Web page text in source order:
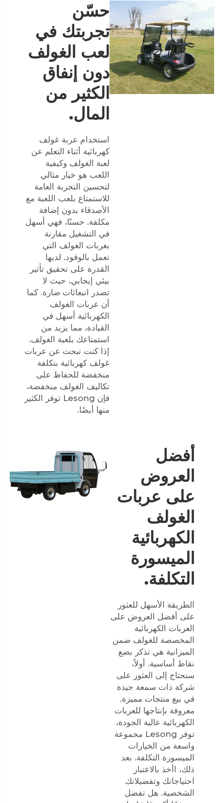
حسّن
تجربتك في
لعب الغولف
دون إنفاق
الكثير من
المال.
استخدام عربة غولف
كهربائية أثناء التعلم عن
لعبة الغولف وكيفية
اللعب هو خيار مثالي
لتحسين التجربة العامة
للاستمتاع بلعب اللعبة مع
الأصدقاء بدون إضافة
مكلفة. حسنًا، فهي أسهل
في التشغيل مقارنة
بعربات الغولف التي
تعمل بالوقود. لديها
القدرة على تحقيق تأثير
بيئي إيجابي، حيث لا
تصدر انبعاثات ضارة. كما
أن عربات الغولف
الكهربائية أسهل في
القيادة، مما يزيد من
استمتاعك بلعبة الغولف.
إذا كنت تبحث عن عربات
غولف كهربائية بتكلفة
منخفضة للحفاظ على
تكاليف الغولف منخفضة،
فإن Lesong توفر الكثير
منها أيضًا.
أفضل
العروض
على عربات
الغولف
الكهربائية
الميسورة
التكلفة.
الطريقة الأسهل للعثور
على أفضل العروض على
العربات الكهربائية
المخصصة للغولف ضمن
الميزانية هي تذكر بضع
نقاط أساسية. أولاً،
ستحتاج إلى العثور على
شركة ذات سمعة جيدة
في بيع منتجات مميزة.
معروفة بإنتاجها للعربات
الكهربائية عالية الجودة،
توفر Lesong مجموعة
واسعة من الخيارات
الميسورة التكلفة. بعد
ذلك، اأخذ بالاعتبار
احتياجاتك وتفضيلاتك
الشخصية. هل تفضل